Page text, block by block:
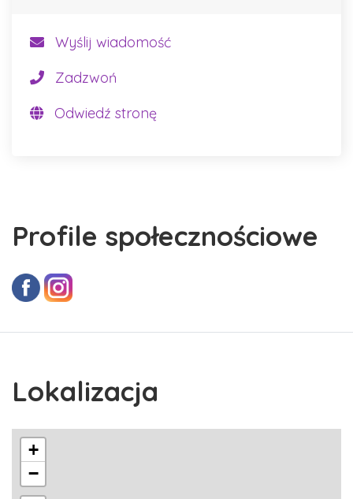
Profile społecznościowe
Lokalizacja
+
−
Wyślij wiadomość
Zadzwoń
Odwiedź stronę